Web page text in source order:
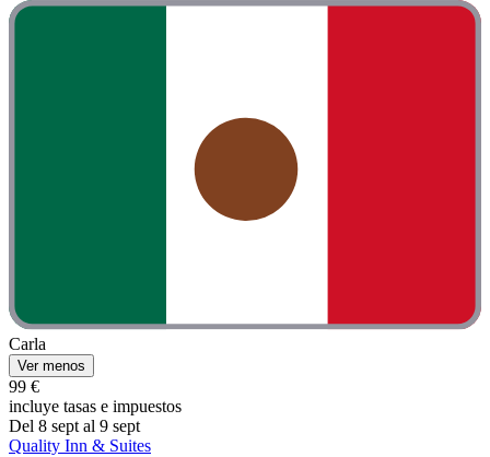
Carla
Ver menos
99 €
incluye tasas e impuestos
Del 8 sept al 9 sept
Quality Inn & Suites